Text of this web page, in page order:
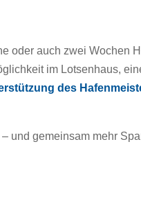
oder auch zwei Wochen
im Lotsenhaus,
des
und gemeinsam mehr